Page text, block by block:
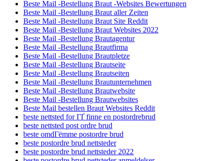
Beste Mail -Bestellung Braut -Websites Bewertungen
Beste Mail -Bestellung Braut aller Zeiten
Beste Mail -Bestellung Braut Site Reddit
Beste Mail -Bestellung Braut Websites 2022
Beste Mail -Bestellung Brautagentur
Beste Mail -Bestellung Brautfirma
Beste Mail -Bestellung Brautpletze
Beste Mail -Bestellung Brautseite
Beste Mail -Bestellung Brautseiten
Beste Mail -Bestellung Brautunternehmen
Beste Mail -Bestellung Brautwebsite
Beste Mail -Bestellung Brautwebsites
Beste Mail bestellen Braut Websites Reddit
beste nettsted for ГҐ finne en postordrebrud
beste nettsted post ordre brud
beste omdГёmme postordre brud
beste postordre brud nettsteder
beste postordre brud nettsteder 2022